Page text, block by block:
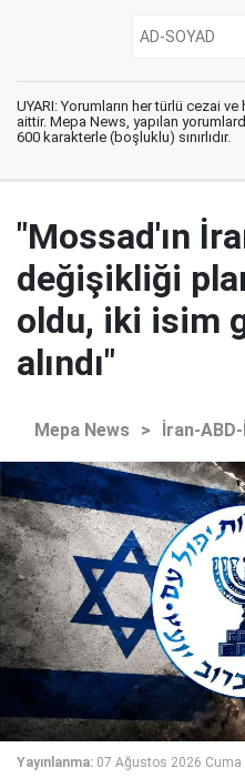
UYARI: Yorumların her türlü cezai
aittir. Mepa News, yapılan
600 karakterle (boşluklu) sınırlıdır.
"Mossad'ın
değişikliği
oldu, iki isim
alındı"
Mepa News > İran-
Yayınlanma: 07 Ağustos 2026 Cuma